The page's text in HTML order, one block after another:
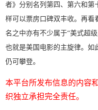
者》分别名列第四、第六和第
样可以票房口碑双丰收。再看
名之中亦有不少属于“美式超
也就是美国电影的主旋律。如
仍可攀登。
本平台所发布信息的内容
织独立承担完全责任。